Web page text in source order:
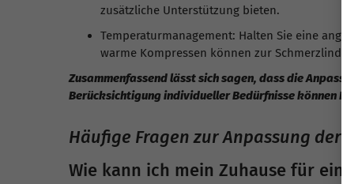
zusätzliche Unterstützung bieten.
Temperaturmanagement: Halten Sie eine
warme Kompressen können zur
Zusammenfassend lässt sich sagen, dass die
Berücksichtigung individueller Bedürfnisse
Häufige Fragen zur Anpassung
Wie kann ich mein Zuhause für